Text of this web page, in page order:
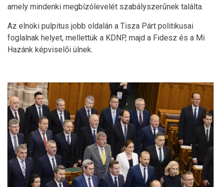
amely mindenki megbízólevelét szabályszerűnek találta.
Az elnöki pulpitus jobb oldalán a Tisza Párt politikusai
foglalnak helyet, mellettük a KDNP, majd a Fidesz és a Mi
Hazánk képviselői ülnek.